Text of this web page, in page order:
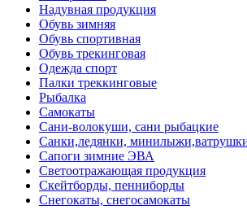
Надувная продукция
Обувь зимняя
Обувь спортивная
Обувь трекинговая
Одежда спорт
Палки треккинговые
Рыбалка
Самокаты
Сани-волокуши, сани рыбацкие
Санки,ледянки,
Сапоги зимние ЭВА
Светоотражающая продукция
Скейтборды, пенниборды
Снегокаты, снегосамокаты